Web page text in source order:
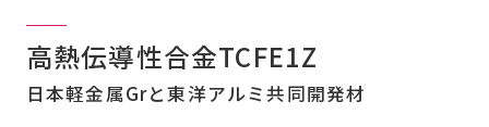
高熱伝導性合金TCFE1Z
日本軽金属Grと東洋アルミ共同開発材